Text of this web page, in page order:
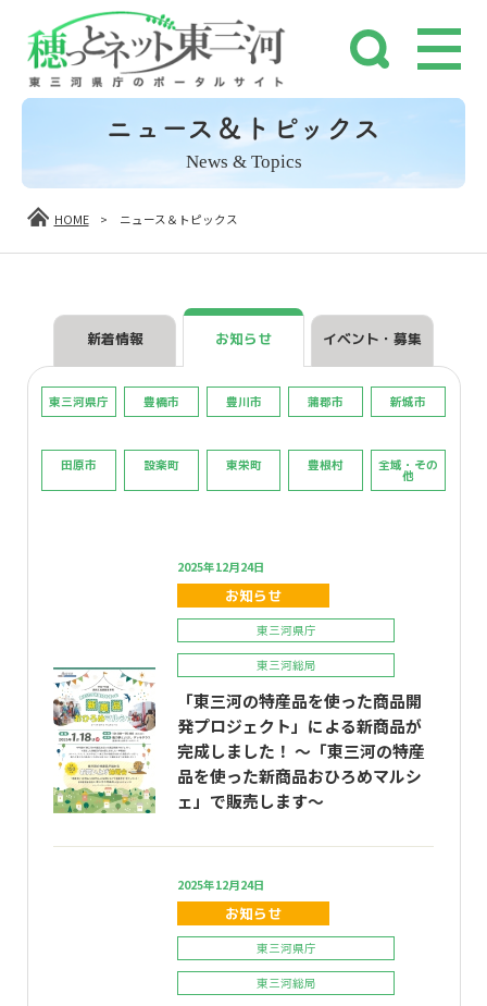
ニュース＆トピックス
News & Topics
HOME > ニュース＆トピックス
新着情報 お知らせ イベント・募集
東三河県庁 豊橋市 豊川市 蒲郡市 新城市
田原市 設楽町 東栄町 豊根村 全域・その
他
2025年12月24日
お知らせ
東三河県庁
東三河総局
「東三河の特産品を使った商品開
発プロジェクト」による新商品が
完成しました！ ～「東三河の特産
品を使った新商品おひろめマルシ
ェ」で販売します～
2025年12月24日
お知らせ
東三河県庁
東三河総局